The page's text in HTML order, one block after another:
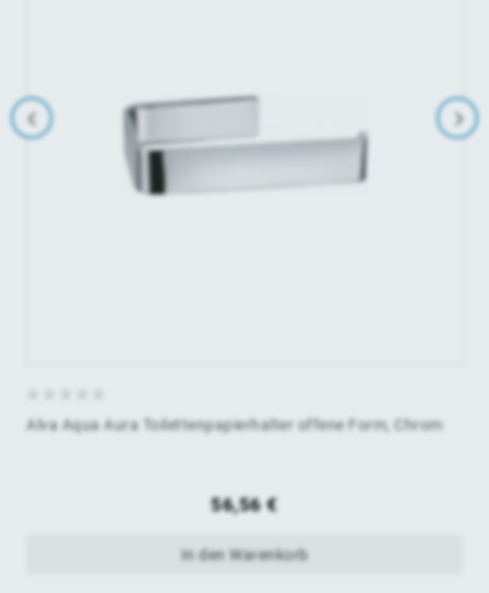
Alva Aqua Aura Toilettenpapierhalter offene Form, Chrom
56,56€
In den Warenkorb